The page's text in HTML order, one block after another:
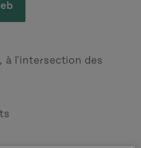
à l'intersection des